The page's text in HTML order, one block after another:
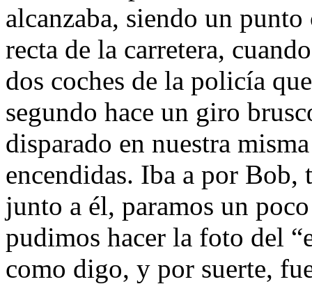
alcanzaba, siendo un
recta de la carretera,
dos coches de la policía
segundo hace un giro
disparado en nuestra
encendidas. Iba a por Bob,
junto a él, paramos un
pudimos hacer la foto del
como digo, y por suerte,